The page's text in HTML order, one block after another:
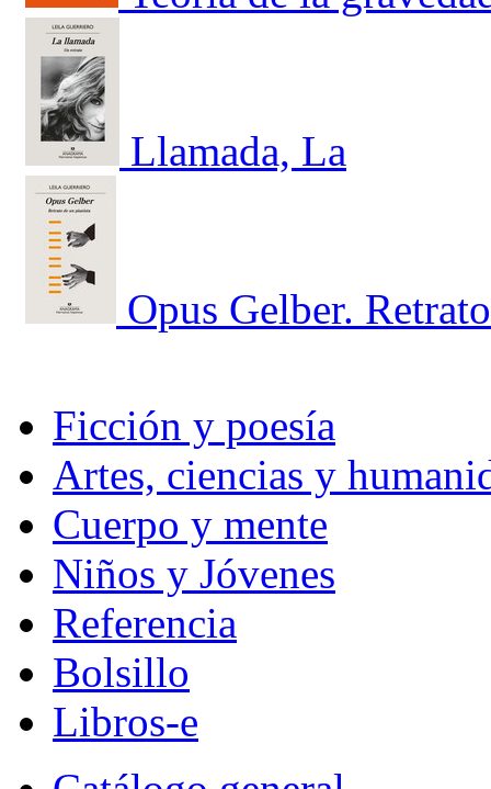
Llamada, La
Opus Gelber.
Ficción y poesía
Artes, ciencias y
Cuerpo y mente
Niños y Jóvenes
Referencia
Bolsillo
Libros-e